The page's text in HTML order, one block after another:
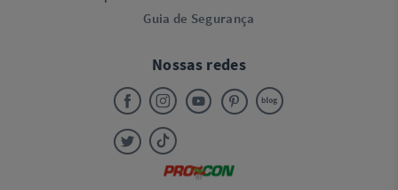
Guia de Segurança
Nossas redes